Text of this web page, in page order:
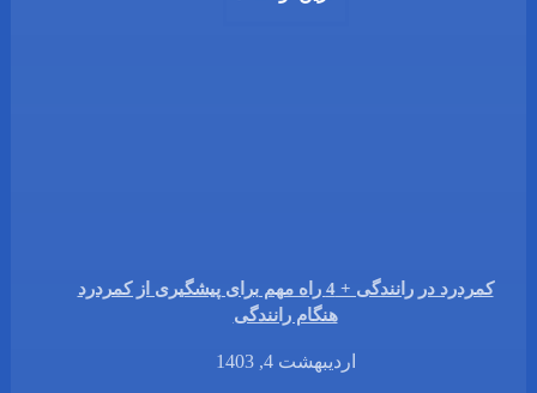
کمردرد در رانندگی + 4 راه مهم برای پیشگیری از کمردرد
هنگام رانندگی
اردیبهشت 4, 1403